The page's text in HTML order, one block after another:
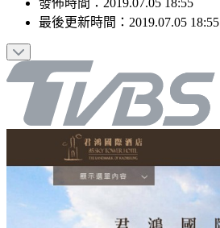
發佈時間： 2019.07.05 18:55
最後更新時間： 2019.07.05 18:55